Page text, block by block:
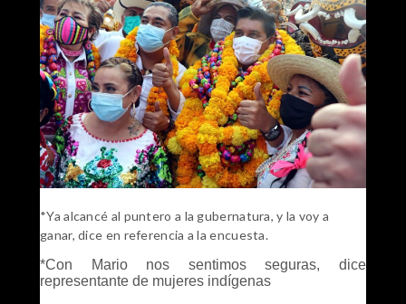
*Ya alcancé al puntero a la gubernatura, y la voy a
ganar, dice en referencia a la encuesta.
*Con Mario nos sentimos seguras, dice
representante de mujeres indígenas